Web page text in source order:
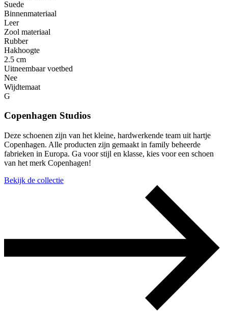
Suede
Binnenmateriaal
Leer
Zool materiaal
Rubber
Hakhoogte
2.5 cm
Uitneembaar voetbed
Nee
Wijdtemaat
G
Copenhagen Studios
Deze schoenen zijn van het kleine, hardwerkende team uit hartje
Copenhagen. Alle producten zijn gemaakt in family beheerde
fabrieken in Europa. Ga voor stijl en klasse, kies voor een schoen
van het merk Copenhagen!
Bekijk de collectie